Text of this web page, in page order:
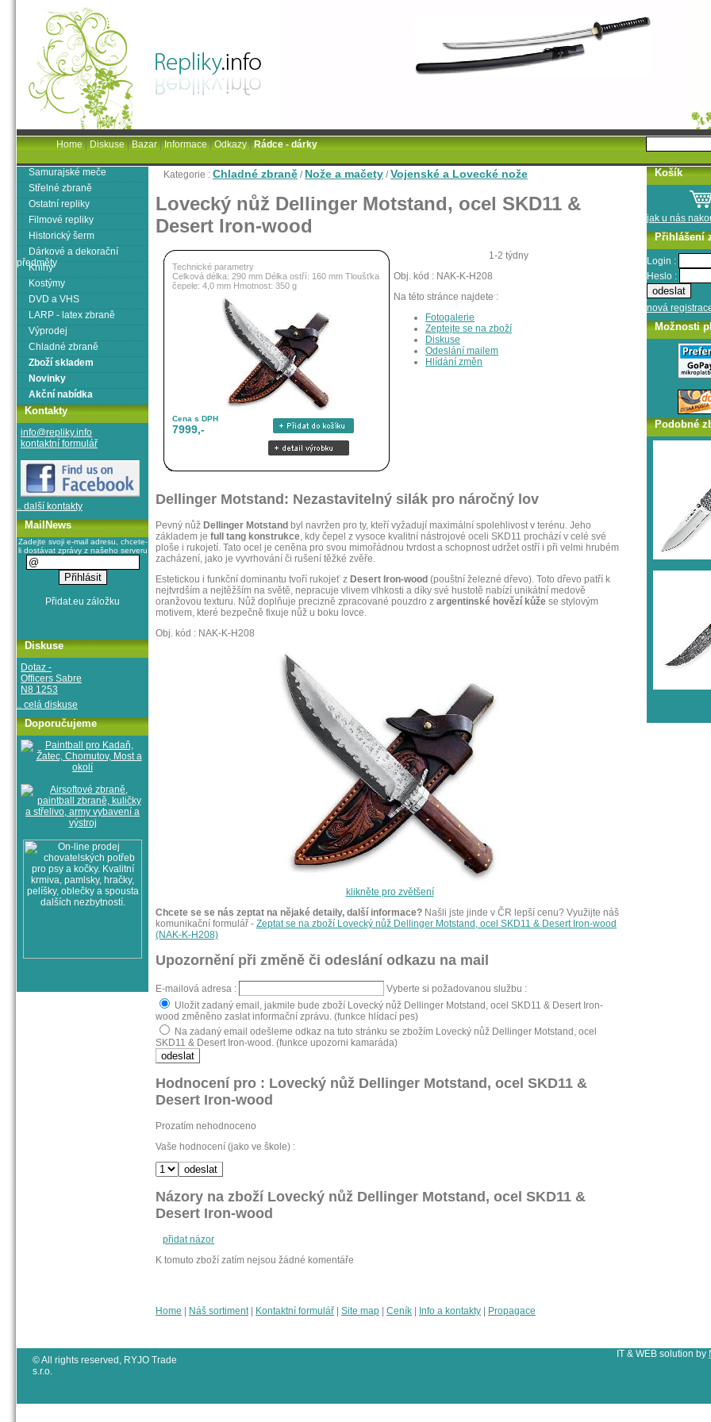
Kategorie : Chladné zbraně / Nože a mačety /Vojenské a Lovecké nože
Lovecký nůž Dellinger Motstand, ocel SKD11 &
Desert Iron-wood
Technické parametry
Celková délka: 290 mm Délka ostří: 160 mm Tloušťka
čepele: 4,0 mm Hmotnost: 350 g
Cena s DPH
7999,-
1-2 týdny
Obj. kód : NAK-K-H208
Na této stránce najdete :
Fotogalerie
Zeptejte se na zboží
Diskuse
Odeslání mailem
Hlídání změn
Dellinger Motstand: Nezastavitelný silák pro náročný lov
Pevný nůž Dellinger Motstand byl navržen pro ty, kteří vyžadují maximální spolehlivost v terénu. Jeho
základem je full tang konstrukce, kdy čepel z vysoce kvalitní nástrojové oceli SKD11 prochází v celé své
ploše i rukojetí. Tato ocel je ceněna pro svou mimořádnou tvrdost a schopnost udržet ostří i při velmi hrubém
zacházení, jako je vyvrhování či rušení těžké zvěře.
Estetickou i funkční dominantu tvoří rukojeť z Desert Iron-wood (pouštní železné dřevo). Toto dřevo patří k
nejtvrdším a nejtěžším na světě, nepracuje vlivem vlhkosti a díky své hustotě nabízí unikátní medově
oranžovou texturu. Nůž doplňuje precizně zpracované pouzdro z argentinské hovězí kůže se stylovým
motivem, které bezpečně fixuje nůž u boku lovce.
Obj. kód : NAK-K-H208
klikněte pro zvětšení
Chcete se se nás zeptat na nějaké detaily, další informace? Našli jste jinde v ČR lepší cenu? Využijte náš
komunikační formulář - Zeptat se na zboží Lovecký nůž Dellinger Motstand, ocel SKD11 & Desert Iron-wood
(NAK-K-H208)
Upozornění při změně či odeslání odkazu na mail
E-mailová adresa :
Vyberte si požadovanou službu :
Uložit zadaný email, jakmile bude zboží Lovecký nůž Dellinger Motstand, ocel SKD11 & Desert Iron-
wood změněno zaslat informační zprávu. (funkce hlídací pes)
Na zadaný email odešleme odkaz na tuto stránku se zbožím Lovecký nůž Dellinger Motstand, ocel
SKD11 & Desert Iron-wood. (funkce upozorni kamaráda)
Hodnocení pro : Lovecký nůž Dellinger Motstand, ocel SKD11 &
Desert Iron-wood
Prozatím nehodnoceno
Vaše hodnocení (jako ve škole) :
Názory na zboží Lovecký nůž Dellinger Motstand, ocel SKD11 &
Desert Iron-wood
přidat názor
K tomuto zboží zatím nejsou žádné komentáře
Home | Náš sortiment | Kontaktní formulář | Site map | Ceník | Info a kontakty | Propagace
Samurajské meče
Střelné zbraně
Ostatní repliky
Filmové repliky
Historický šerm
Dárkové a dekorační
předměty
Knihy
Kostýmy
DVD a VHS
LARP - latex zbraně
Výprodej
Chladné zbraně
Zboží skladem
Novinky
Akční nabídka
Kontakty
info@repliky.info
kontaktní formulář
.. další kontakty
MailNews
Zadejte svoji e-mail adresu, chcete-
li dostávat zprávy z našeho serveru
Diskuse
Dotaz -
Officers Sabre
N8 1253
.. celá diskuse
Doporučujeme
Košík
jak u nás
Přihlášení
Login :
Heslo :
nová
Možnosti
Podobné
Home|Diskuse|Bazar|Informace|Odkazy|Rádce - dárky
© All rights reserved, RYJO Trade
s.r.o.
IT & WEB solution by